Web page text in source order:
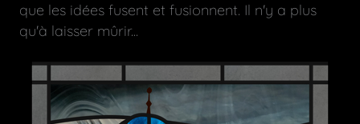
que les idées fusent et fusionnent. Il n'y a plus
qu'à laisser mûrir...